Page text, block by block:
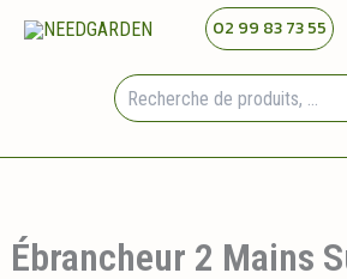
02 99 83 73 55
Ébrancheur 2 Mains